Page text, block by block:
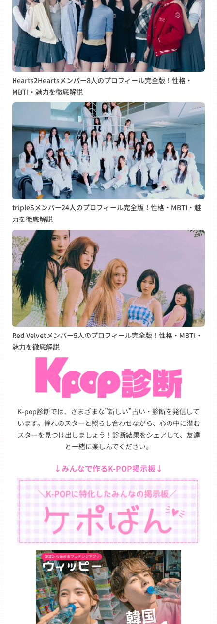
Hearts2Heartsメンバー8人のプロフィール完全版！性格・
MBTI・魅力を徹底解説
tripleSメンバー24人のプロフィール完全版！性格・MBTI・魅
力を徹底解説
Red Velvetメンバー5人のプロフィール完全版！性格・MBTI・
魅力を徹底解説
K-pop診断では、さまざまな”新しい”占い・診断を発信して
います。憧れのスターと照らし合わせながら、心の中に潜む
スターを見つけ出しましょう！診断結果をシェアして、友達
と一緒に楽しんでください。
↓みんなで作るK-POP掲示板↓